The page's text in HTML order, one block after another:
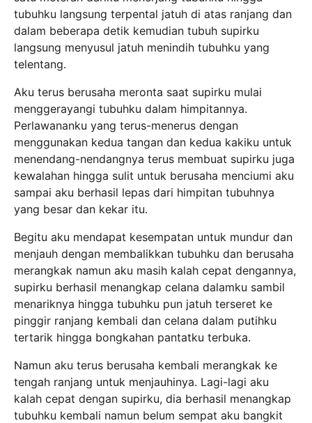
tubuhku langsung terpental jatuh di atas ranjang dan
dalam beberapa detik kemudian tubuh supirku
langsung menyusul jatuh menindih tubuhku yang
telentang.
Aku terus berusaha meronta saat supirku mulai
menggerayangi tubuhku dalam himpitannya.
Perlawananku yang terus-menerus dengan
menggunakan kedua tangan dan kedua kakiku untuk
menendang-nendangnya terus membuat supirku juga
kewalahan hingga sulit untuk berusaha menciumi aku
sampai aku berhasil lepas dari himpitan tubuhnya
yang besar dan kekar itu.
Begitu aku mendapat kesempatan untuk mundur dan
menjauh dengan membalikkan tubuhku dan berusaha
merangkak namun aku masih kalah cepat dengannya,
supirku berhasil menangkap celana dalamku sambil
menariknya hingga tubuhku pun jatuh terseret ke
pinggir ranjang kembali dan celana dalam putihku
tertarik hingga bongkahan pantatku terbuka.
Namun aku terus berusaha kembali merangkak ke
tengah ranjang untuk menjauhinya. Lagi-lagi aku
kalah cepat dengan supirku, dia berhasil menangkap
tubuhku kembali namun belum sempat aku bangkit